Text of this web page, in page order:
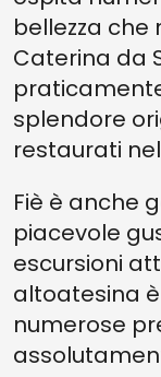
bellezza
Caterina da
splendore
restaurati
Fiè è anche
piacevole
escursioni
altoatesina
numerose